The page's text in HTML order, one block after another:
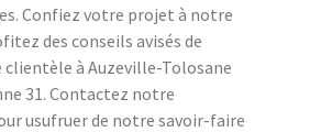
Confiez votre projet à notre
des conseils avisés de
clientèle à Auzeville-Tolosane
31. Contactez notre
usufruer de notre savoir-faire